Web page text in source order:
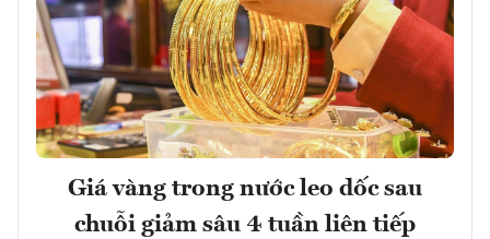
Giá vàng trong nước leo dốc sau
chuỗi giảm sâu 4 tuần liên tiếp